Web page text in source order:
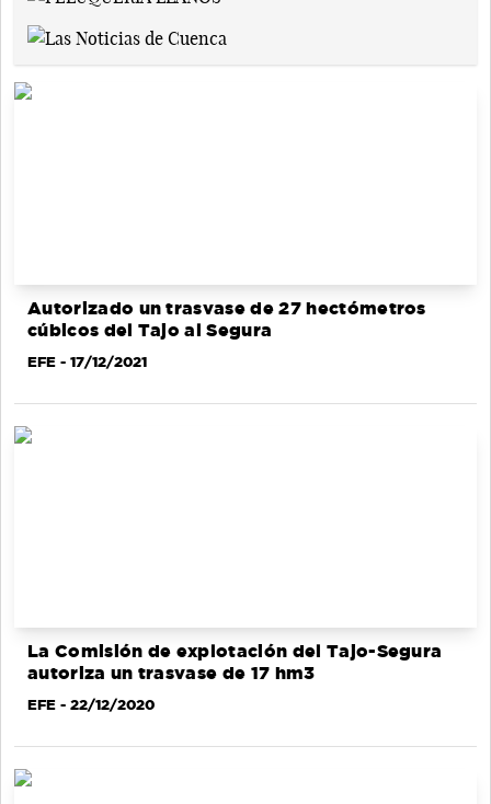
Autorizado un trasvase de 27 hectómetros
cúbicos del Tajo al Segura
EFE - 17/12/2021
La Comisión de explotación del Tajo-Segura
autoriza un trasvase de 17 hm3
EFE - 22/12/2020